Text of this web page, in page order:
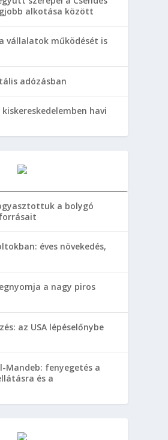
alkotása között
vállalatok működését is
adózásban
havi
a bolygó
éves növekedés,
a nagy piros
az USA lépéselőnybe
Mandeb: fenyegetés a
és a